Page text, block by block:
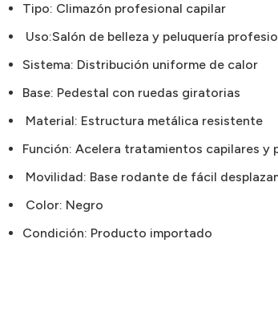
Tipo: Climazón profesional capilar
Uso:Salón de belleza y peluquería
Sistema: Distribución uniforme de calor
Base: Pedestal con ruedas giratorias
Material: Estructura metálica resistente
Función: Acelera tratamientos capilares y
Movilidad: Base rodante de fácil
Color: Negro
Condición: Producto importado